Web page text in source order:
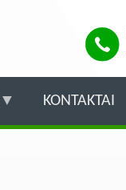
KONTAKTAI